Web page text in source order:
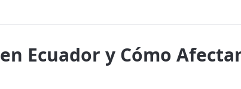
Ecuador y Cómo